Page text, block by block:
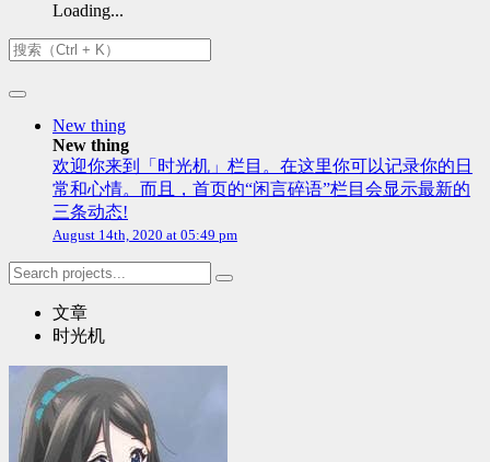
Loading...
New thing
New thing
欢迎你来到「时光机」栏目。在这里你可以记录你的日
常和心情。而且，首页的“闲言碎语”栏目会显示最新的
三条动态!
August 14th, 2020 at 05:49 pm
文章
时光机